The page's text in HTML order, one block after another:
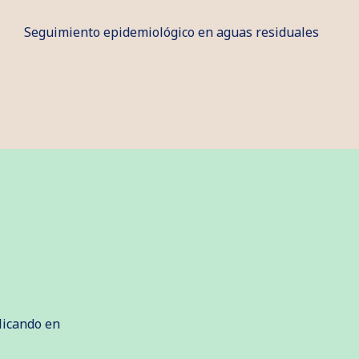
Seguimiento epidemiológico en aguas residuales
en